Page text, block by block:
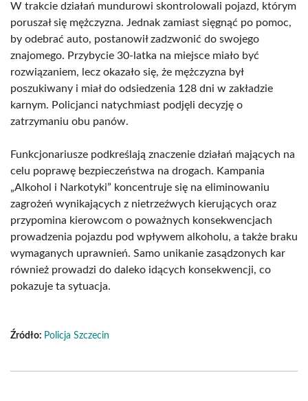
W trakcie działań mundurowi skontrolowali pojazd, którym
poruszał się mężczyzna. Jednak zamiast sięgnąć po pomoc,
by odebrać auto, postanowił zadzwonić do swojego
znajomego. Przybycie 30-latka na miejsce miało być
rozwiązaniem, lecz okazało się, że mężczyzna był
poszukiwany i miał do odsiedzenia 128 dni w zakładzie
karnym. Policjanci natychmiast podjęli decyzję o
zatrzymaniu obu panów.
Funkcjonariusze podkreślają znaczenie działań mających na
celu poprawę bezpieczeństwa na drogach. Kampania
„Alkohol i Narkotyki” koncentruje się na eliminowaniu
zagrożeń wynikających z nietrzeźwych kierujących oraz
przypomina kierowcom o poważnych konsekwencjach
prowadzenia pojazdu pod wpływem alkoholu, a także braku
wymaganych uprawnień. Samo unikanie zasądzonych kar
również prowadzi do daleko idących konsekwencji, co
pokazuje ta sytuacja.
Źródło: Policja Szczecin